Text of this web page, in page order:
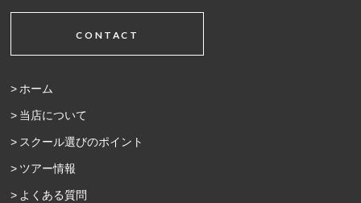
CONTACT
ホーム
当店について
スクール選びのポイント
ツアー情報
よくある質問